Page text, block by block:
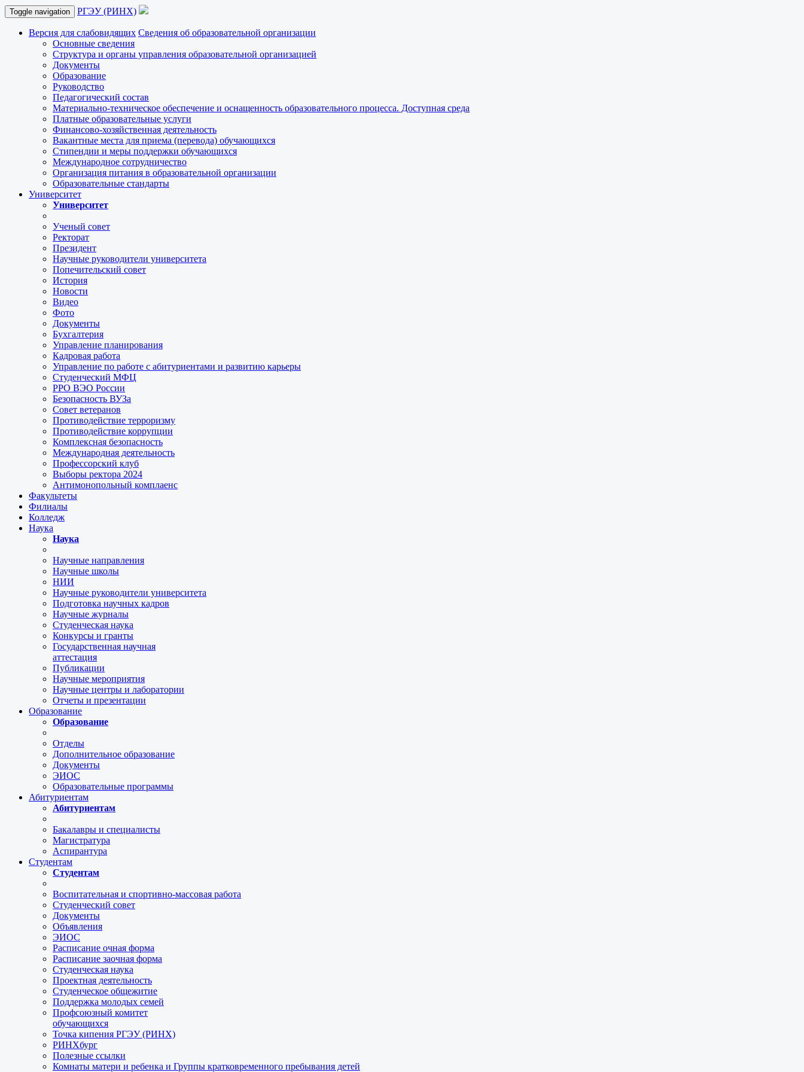
Toggle navigation РГЭУ (РИНХ)
Версия для слабовидящих Сведения об образовательной организации
Основные сведения
Структура и органы управления образовательной организацией
Документы
Образование
Руководство
Педагогический состав
Материально-техническое обеспечение и оснащенность образовательного процесса. Доступная среда
Платные образовательные услуги
Финансово-хозяйственная деятельность
Вакантные места для приема (перевода) обучающихся
Стипендии и меры поддержки обучающихся
Международное сотрудничество
Организация питания в образовательной организации
Образовательные стандарты
Университет
Университет
Ученый совет
Ректорат
Президент
Научные руководители университета
Попечительский совет
История
Новости
Видео
Фото
Документы
Бухгалтерия
Управление планирования
Кадровая работа
Управление по работе с абитуриентами и развитию карьеры
Студенческий МФЦ
РРО ВЭО России
Безопасность ВУЗа
Совет ветеранов
Противодействие терроризму
Противодействие коррупции
Комплексная безопасность
Международная деятельность
Профессорский клуб
Выборы ректора 2024
Антимонопольный комплаенс
Факультеты
Филиалы
Колледж
Наука
Наука
Научные направления
Научные школы
НИИ
Научные руководители университета
Подготовка научных кадров
Научные журналы
Студенческая наука
Конкурсы и гранты
Государственная научная
аттестация
Публикации
Научные мероприятия
Научные центры и лаборатории
Отчеты и презентации
Образование
Образование
Отделы
Дополнительное образование
Документы
ЭИОС
Образовательные программы
Абитуриентам
Абитуриентам
Бакалавры и специалисты
Магистратура
Аспирантура
Студентам
Студентам
Воспитательная и спортивно-массовая работа
Студенческий совет
Документы
Объявления
ЭИОС
Расписание очная форма
Расписание заочная форма
Студенческая наука
Проектная деятельность
Студенческое общежитие
Поддержка молодых семей
Профсоюзный комитет
обучающихся
Точка кипения РГЭУ (РИНХ)
РИНХбург
Полезные ссылки
Комнаты матери и ребенка и Группы кратковременного пребывания детей